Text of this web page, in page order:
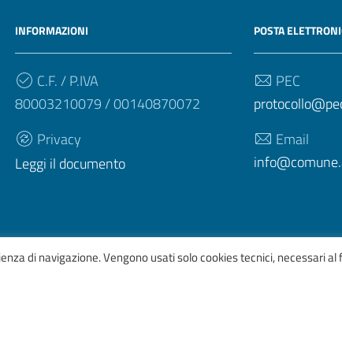
INFORMAZIONI
C.F. / P.IVA
80003210079 / 00140870072
Privacy
Leggi il documento
POSTA
PEC
Email
di navigazione. Vengono usati solo cookies tecnici, necessari